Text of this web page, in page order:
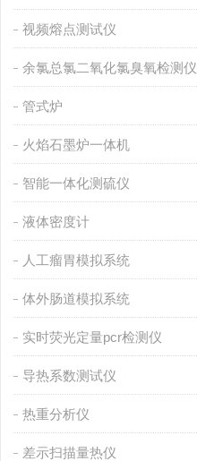
视频熔点测试仪
余氯总氯二氧化氯臭氧检测仪
管式炉
火焰石墨炉一体机
智能一体化测硫仪
液体密度计
人工瘤胃模拟系统
体外肠道模拟系统
实时荧光定量pcr检测仪
导热系数测试仪
热重分析仪
差示扫描量热仪